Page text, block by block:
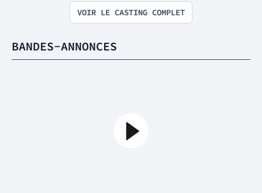
VOIR LE CASTING COMPLET
BANDES-ANNONCES